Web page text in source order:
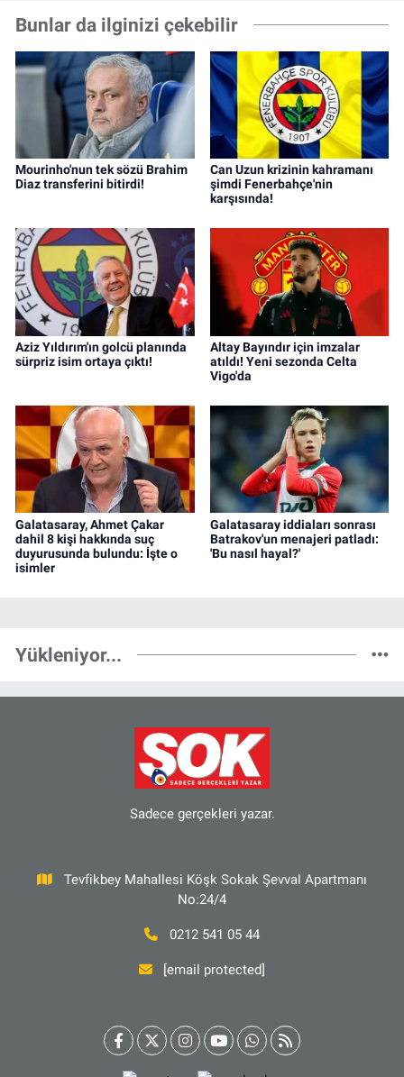
Bunlar da ilginizi çekebilir
Mourinho'nun tek sözü Brahim
Diaz transferini bitirdi!
Can Uzun krizinin kahramanı
şimdi Fenerbahçe'nin
karşısında!
Aziz Yıldırım'ın golcü planında
sürpriz isim ortaya çıktı!
Altay Bayındır için imzalar
atıldı! Yeni sezonda Celta
Vigo'da
Galatasaray, Ahmet Çakar
dahil 8 kişi hakkında suç
duyurusunda bulundu: İşte o
isimler
Galatasaray iddiaları sonrası
Batrakov'un menajeri patladı:
'Bu nasıl hayal?'
Yükleniyor...
Sadece gerçekleri yazar.
Tevfikbey Mahallesi Köşk Sokak Şevval Apartmanı
No:24/4
0212 541 05 44
[email protected]